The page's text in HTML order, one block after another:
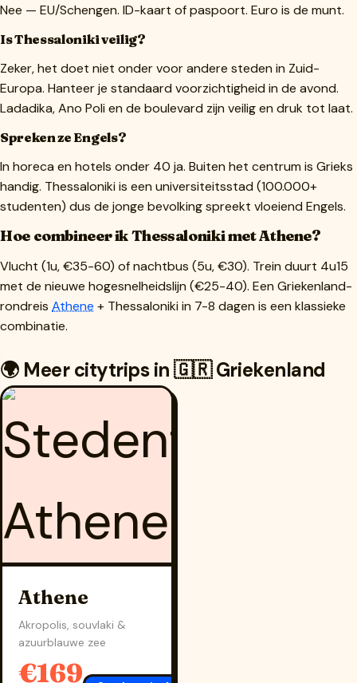
Nee — EU/Schengen. ID-kaart of paspoort. Euro is de munt.
Is Thessaloniki veilig?
Zeker, het doet niet onder voor andere steden in Zuid-
Europa. Hanteer je standaard voorzichtigheid in de avond.
Ladadika, Ano Poli en de boulevard zijn veilig en druk tot laat.
Spreken ze Engels?
In horeca en hotels onder 40 ja. Buiten het centrum is Grieks
handig. Thessaloniki is een universiteitsstad (100.000+
studenten) dus de jonge bevolking spreekt vloeiend Engels.
Hoe combineer ik Thessaloniki met Athene?
Vlucht (1u, €35-60) of nachtbus (5u, €30). Trein duurt 4u15
met de nieuwe hogesnelheidslijn (€25-40). Een Griekenland-
rondreis Athene + Thessaloniki in 7-8 dagen is een klassieke
combinatie.
🌍 Meer citytrips in 🇬🇷 Griekenland
Athene
Akropolis, souvlaki &
azuurblauwe zee
€169